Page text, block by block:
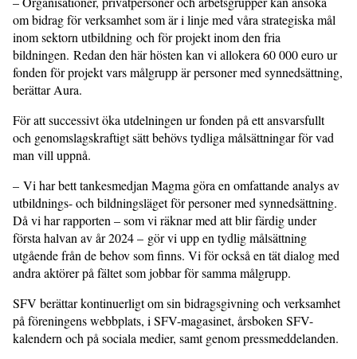
om bidrag för verksamhet som är i linje med våra strategiska mål
inom sektorn utbildning och för projekt inom den fria
bildningen. Redan den här hösten kan vi allokera 60 000 euro ur
fonden för projekt vars målgrupp är personer med synnedsättning,
berättar Aura.
För att successivt öka utdelningen ur fonden på ett ansvarsfullt
och genomslagskraftigt sätt behövs tydliga målsättningar för vad
man vill uppnå.
– Vi har bett tankesmedjan Magma göra en omfattande analys av
utbildnings- och bildningsläget för personer med synnedsättning.
Då vi har rapporten – som vi räknar med att blir färdigunder
första halvan av år 2024– gör vi upp en tydlig målsättning
utgående från de behov som finns. Vi för också en tät dialog med
andra aktörer på fältet som jobbar för samma målgrupp.
SFV berättar kontinuerligt om sin bidragsgivning och verksamhet
på föreningens webbplats, i SFV-magasinet, årsboken SFV-
kalendern och på sociala medier, samt genom pressmeddelanden.